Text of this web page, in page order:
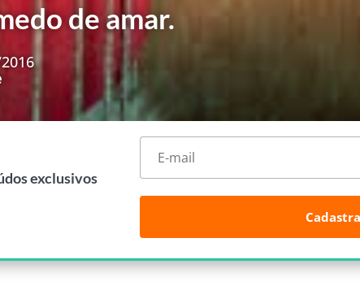
de amar.
exclusivos